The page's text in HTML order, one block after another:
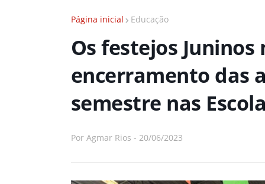
Página inicial Educação
Os festejos Juninos
encerramento das
semestre nas
Por Agmar Rios - 20/06/2023